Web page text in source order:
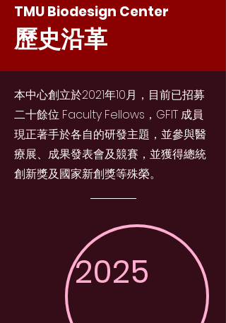
TMU Biodesign Center
​歷史沿革
本中心創立於2021年10月，目前已招募
二十餘位 Faculty Fellows，GFIT 成員
現正著手於各自的研發主題，並參與醫
療展、成果發表會及競賽，並獲得總統
創新獎及國家新創獎等殊榮。
2025